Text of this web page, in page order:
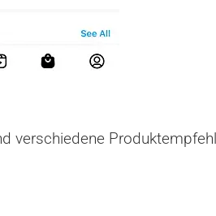
verschiedene